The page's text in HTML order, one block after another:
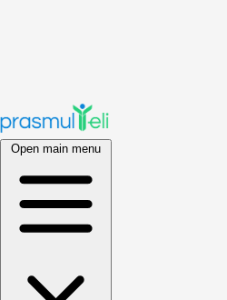
Open main menu